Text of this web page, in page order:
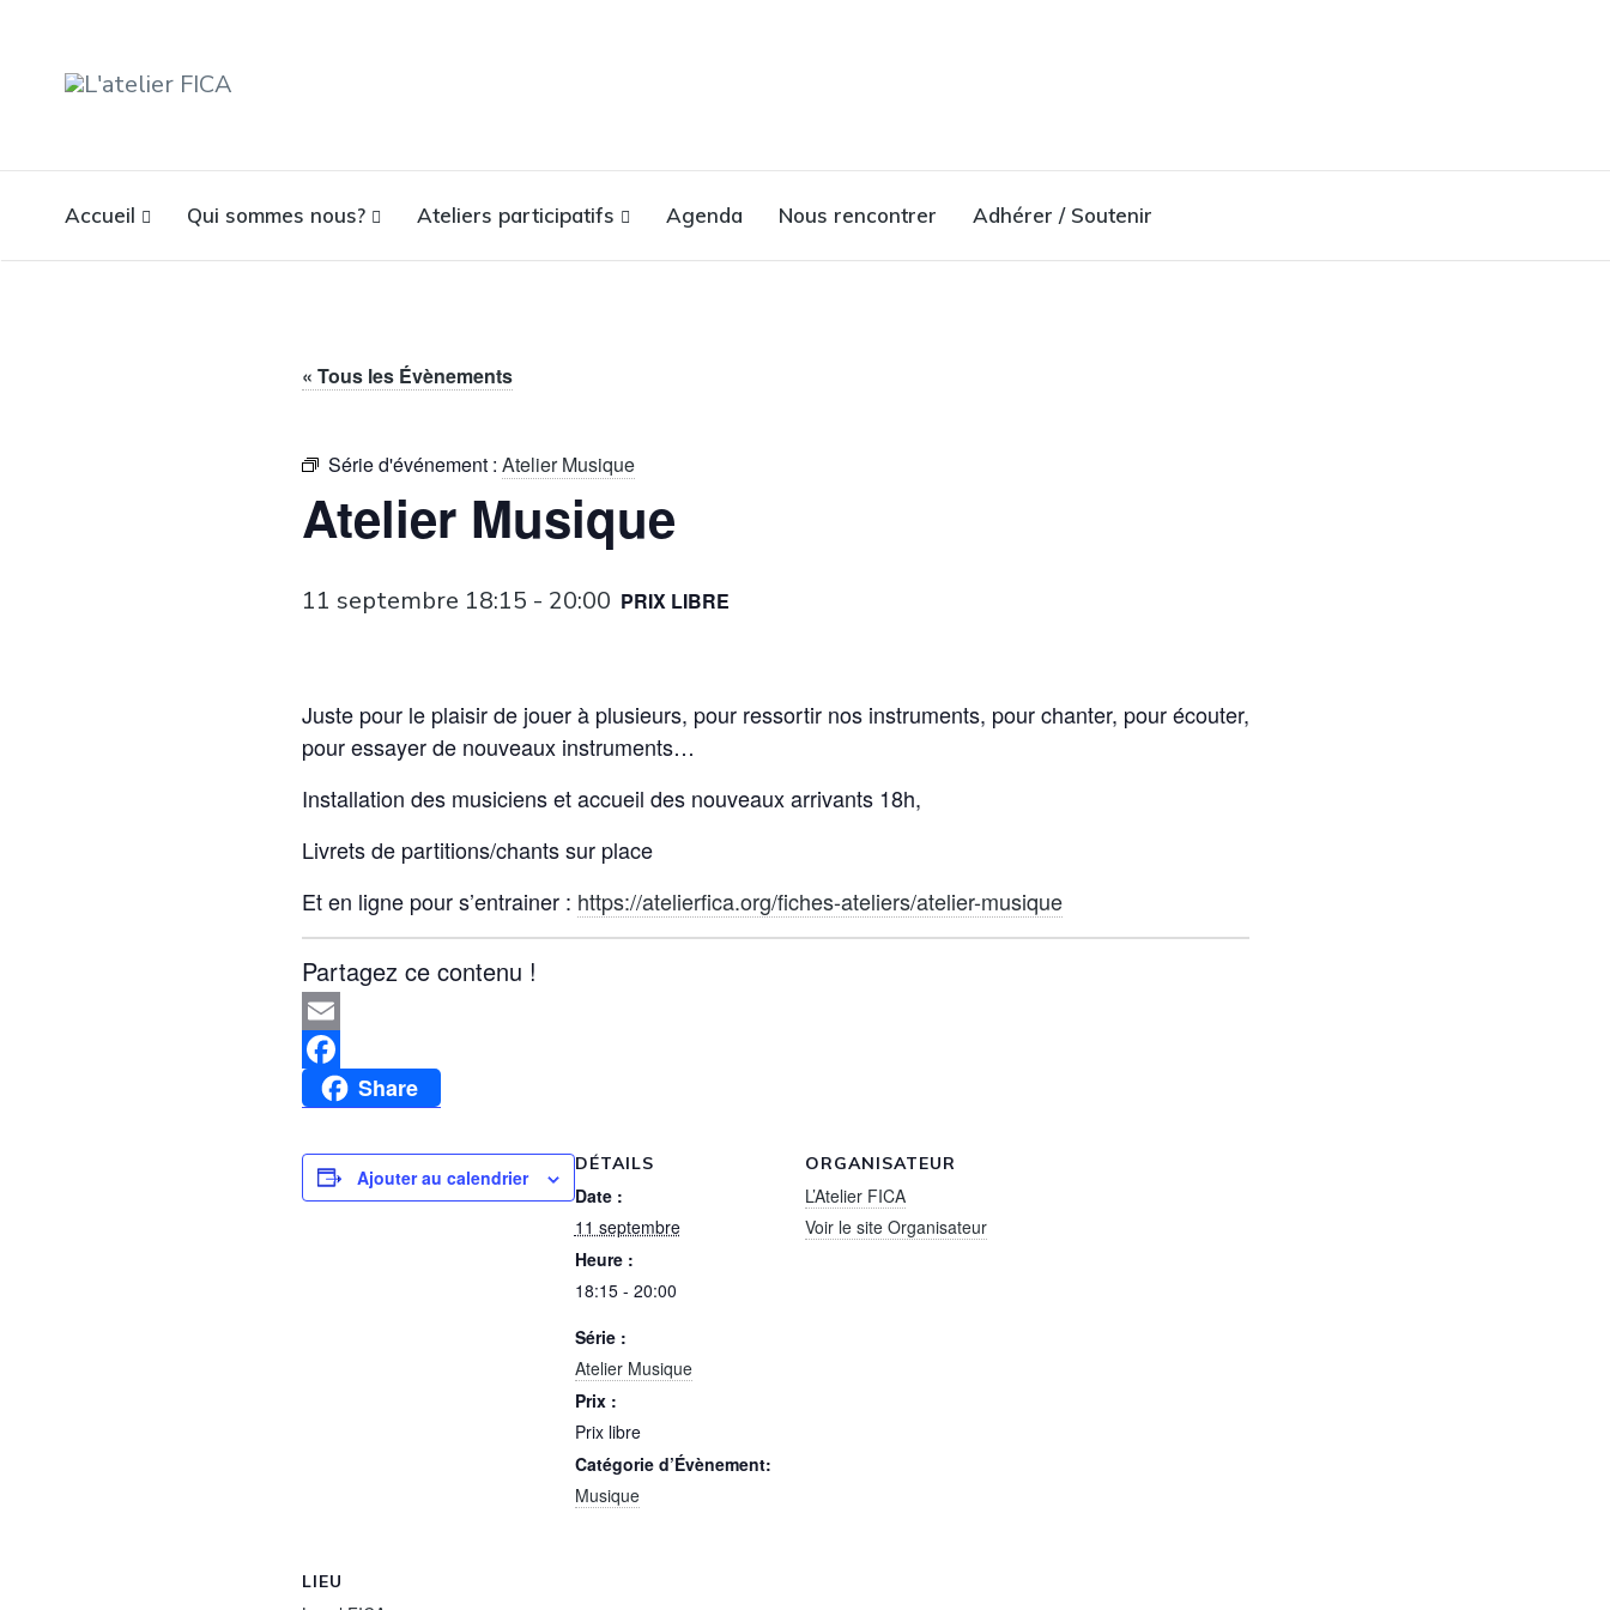
Actions conviviales écologiques et solidaires sur le territoire
Accueil Qui sommes nous? Ateliers participatifs Agenda Nous rencontrer Adhérer / Soutenir
« Tous les Évènements
Série d'événement : Atelier Musique
Atelier Musique
11 septembre 18:15 - 20:00 PRIX LIBRE
Juste pour le plaisir de jouer à plusieurs, pour ressortir nos instruments, pour chanter, pour écouter,
pour essayer de nouveaux instruments…
Installation des musiciens et accueil des nouveaux arrivants 18h,
Livrets de partitions/chants sur place
Et en ligne pour s’entrainer : https://atelierfica.org/fiches-ateliers/atelier-musique
Partagez ce contenu !
Email
Facebook
Share
Ajouter au calendrier
DÉTAILS
Date :
11 septembre
Heure :
18:15 - 20:00
Série :
Atelier Musique
Prix :
Prix libre
Catégorie d’Évènement:
Musique
ORGANISATEUR
L’Atelier FICA
Voir le site Organisateur
LIEU